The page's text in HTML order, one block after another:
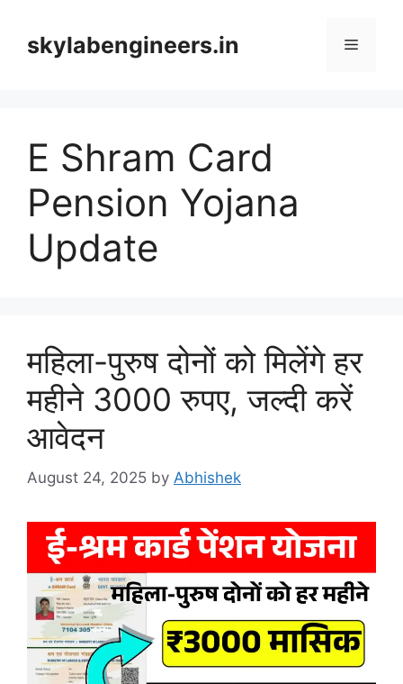
contentskylabengineers.in Menu
E Shram Card
Pension Yojana
Update
महिला-पुरुष दोनों को मिलेंगे हर
महीने 3000 रुपए, जल्दी करें
आवेदन
August 24, 2025 by Abhishek